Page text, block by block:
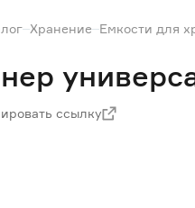
Хранение Емкости для
ссылку